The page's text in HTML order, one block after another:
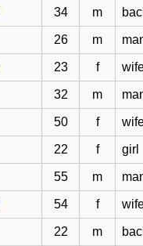
34 m
26 m
23 f
32 m
50 f
22 f girl
55 m
54 f
22 m